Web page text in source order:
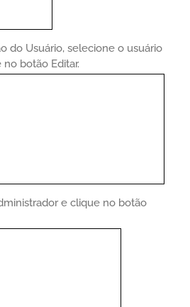
do Usuário, selecione o usuário
botão Editar.
e clique no botão